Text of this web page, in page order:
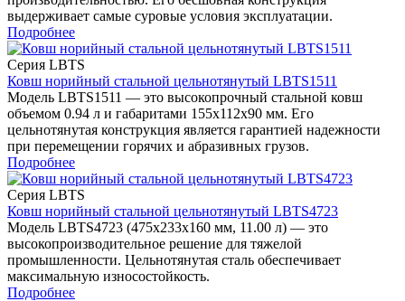
выдерживает самые суровые условия эксплуатации.
Подробнее
Серия LBTS
Ковш норийный стальной цельнотянутый LBTS1511
Модель LBTS1511 — это высокопрочный стальной ковш
объемом 0.94 л и габаритами 155x112x90 мм. Его
цельнотянутая конструкция является гарантией надежности
при перемещении горячих и абразивных грузов.
Подробнее
Серия LBTS
Ковш норийный стальной цельнотянутый LBTS4723
Модель LBTS4723 (475x233x160 мм, 11.00 л) — это
высокопроизводительное решение для тяжелой
промышленности. Цельнотянутая сталь обеспечивает
максимальную износостойкость.
Подробнее